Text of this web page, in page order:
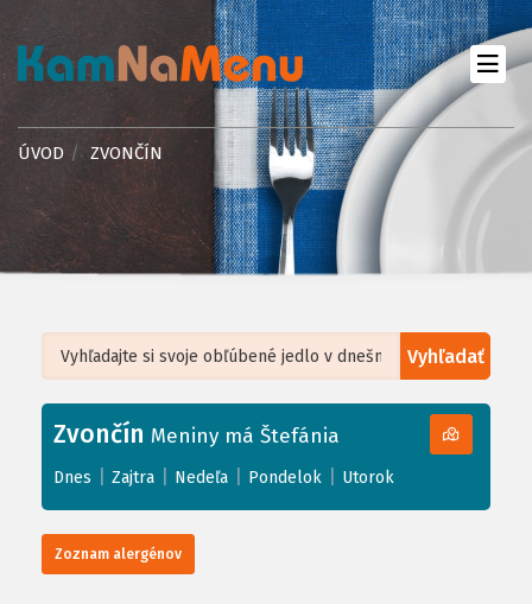
ÚVOD ZVONČÍN
Vyhľadať
+
−
Leaflet| ©OpenStreetMap, Tiles courtesy ofHumanitarian OpenStreetMap
Zvončín Meniny má Štefánia
Dnes Zajtra Nedeľa Pondelok Utorok
Zoznam alergénov